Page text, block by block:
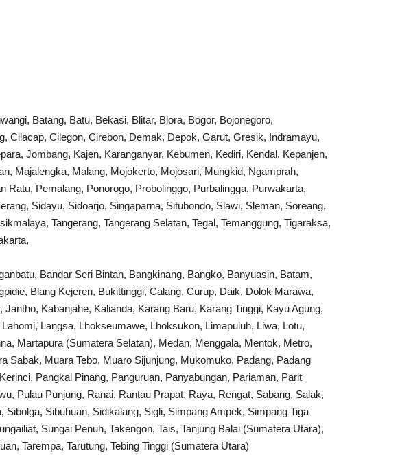
Batang, Batu, Bekasi, Blitar, Blora, Bogor, Bojonegoro,
Cilacap, Cilegon, Cirebon, Demak, Depok, Garut, Gresik, Indramayu,
Jombang, Kajen, Karanganyar, Kebumen, Kediri, Kendal, Kepanjen,
Majalengka, Malang, Mojokerto, Mojosari, Mungkid, Ngamprah,
Pemalang, Ponorogo, Probolinggo, Purbalingga, Purwakarta,
Sidayu, Sidoarjo, Singaparna, Situbondo, Slawi, Sleman, Soreang,
Tangerang, Tangerang Selatan, Tegal, Temanggung, Tigaraksa,
Bandar Seri Bintan, Bangkinang, Bangko, Banyuasin, Batam,
Blang Kejeren, Bukittinggi, Calang, Curup, Daik, Dolok Marawa,
Kabanjahe, Kalianda, Karang Baru, Karang Tinggi, Kayu Agung,
Langsa, Lhokseumawe, Lhoksukon, Limapuluh, Liwa, Lotu,
Martapura (Sumatera Selatan), Medan, Menggala, Mentok, Metro,
Sabak, Muara Tebo, Muaro Sijunjung, Mukomuko, Padang, Padang
Pangkal Pinang, Panguruan, Panyabungan, Pariaman, Parit
Pulau Punjung, Ranai, Rantau Prapat, Raya, Rengat, Sabang, Salak,
Sibuhuan, Sidikalang, Sigli, Simpang Ampek, Simpang Tiga
Sungai Penuh, Takengon, Tais, Tanjung Balai (Sumatera Utara),
Tarempa, Tarutung, Tebing Tinggi (Sumatera Utara)